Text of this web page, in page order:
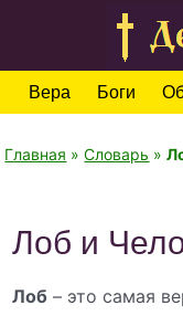
Вера Боги
Главная »Словарь »
Лоб и
Лоб – это самая